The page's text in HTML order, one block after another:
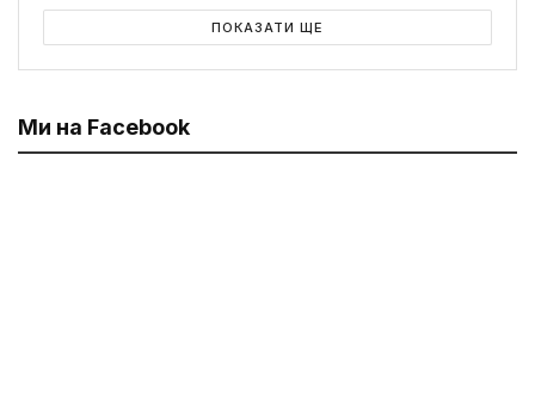
ПОКАЗАТИ ЩЕ
Ми на Facebook